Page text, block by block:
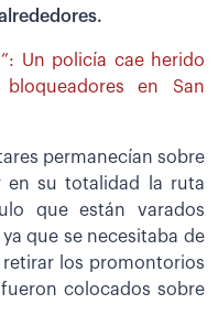
Un policía cae herido
en San
permanecían sobre
en su totalidad la ruta
que están varados
que se necesitaba de
los promontorios
colocados sobre